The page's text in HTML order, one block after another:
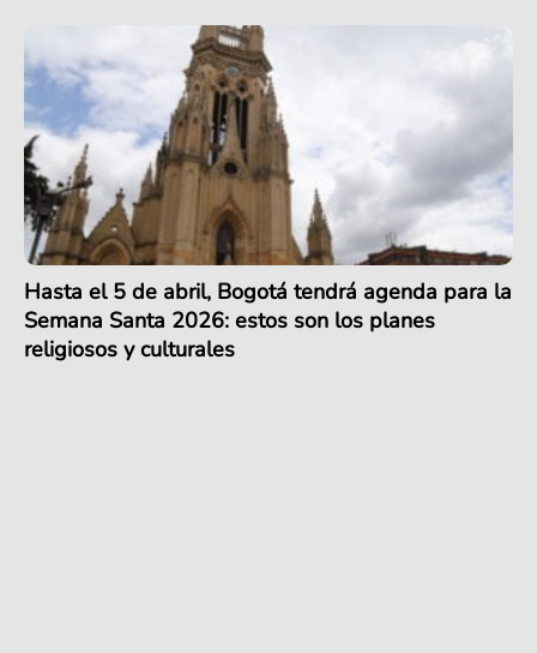
Hasta el 5 de abril, Bogotá tendrá agenda para la
Semana Santa 2026: estos son los planes
religiosos y culturales